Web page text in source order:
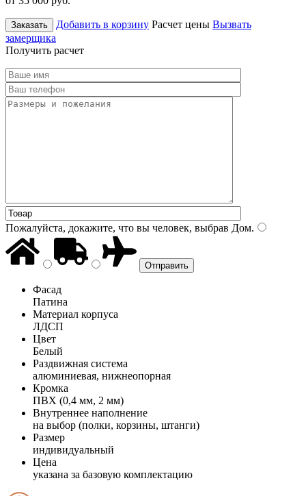
Заказать Добавить в корзину Расчет цены Вызвать
замерщика
Получить расчет
Пожалуйста, докажите, что вы человек, выбрав Дом.
Фасад
Патина
Материал корпуса
ЛДСП
Цвет
Белый
Раздвижная система
алюминиевая, нижнеопорная
Кромка
ПВХ (0,4 мм, 2 мм)
Внутреннее наполнение
на выбор (полки, корзины, штанги)
Размер
индивидуальный
Цена
указана за базовую комплектацию